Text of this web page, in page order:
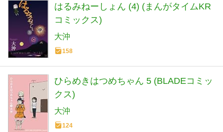
はるみねーしょん (4) (まんがタイムKR
コミックス)
大沖
158
ひらめきはつめちゃん 5 (BLADEコミッ
クス)
大沖
124